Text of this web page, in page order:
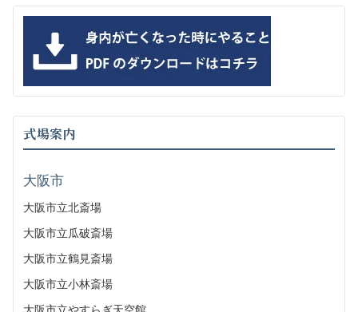
式場案内
大阪市
大阪市立北斎場
大阪市立瓜破斎場
大阪市立鶴見斎場
大阪市立小林斎場